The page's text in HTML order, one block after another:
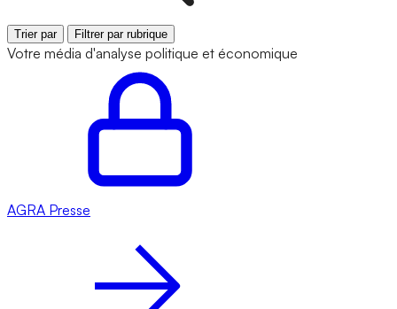
Trier par Filtrer par rubrique
Votre média d'analyse politique et économique
AGRA Presse